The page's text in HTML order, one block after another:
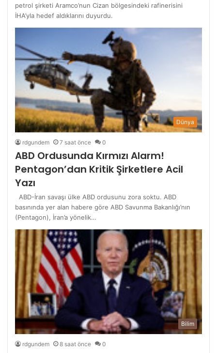
petrol şirketi Aramco’nun Cizan bölgesindeki rafinerisini
İHA’yla hedef aldıklarını duyurdu.
Dünya
rdgundem 7 saat önce 0
ABD Ordusunda Kırmızı Alarm!
Pentagon’dan Kritik Şirketlere Acil
Yazı
ABD-İran savaşı ülke ABD ordusunu zora soktu. ABD
basınında yer alan habere göre ABD Savunma Bakanlığı’nın
(Pentagon), İran’a yönelik…
Bilim
rdgundem 8 saat önce 0